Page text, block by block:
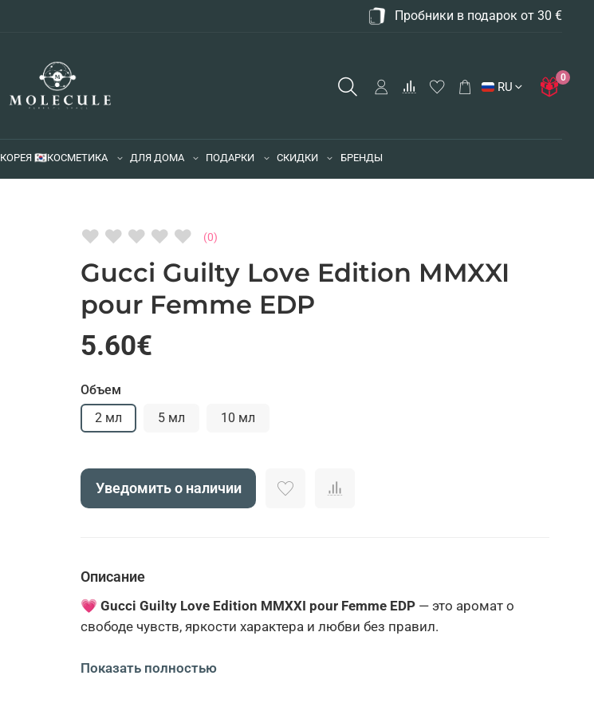
Пробники в подарок от 30 €
RU
0
КОРЕЯ 🇰🇷КОСМЕТИКА ДЛЯ ДОМА ПОДАРКИ СКИДКИ БРЕНДЫ
♥ ♥ ♥ ♥ ♥ (0)
Gucci Guilty Love Edition MMXXI
pour Femme EDP
5.60€
Объем
2 мл
5 мл 10 мл
Уведомить о наличии
Описание
💗 Gucci Guilty Love Edition MMXXI pour Femme EDP — это аромат о
свободе чувств, яркости характера и любви без правил.
Открывается выразительно и дерзко:
Показать полностью